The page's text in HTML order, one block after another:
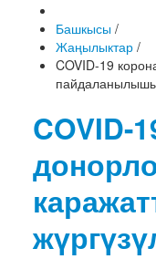
Башкысы /
Жаңылыктар /
COVID-19
COVID-